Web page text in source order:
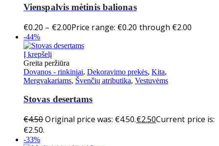
Vienspalvis mėtinis balionas
€0.20 – €2.00Price range: €0.20 through €2.00
-44%
Į krepšelį
Greita peržiūra
Dovanos - rinkiniai, Dekoravimo prekės, Kita,
Mergvakariams, Švenčių atributika, Vestuvėms
Stovas desertams
€4.50Original price was: €4.50.€2.50Current price is:
€2.50.
-33%